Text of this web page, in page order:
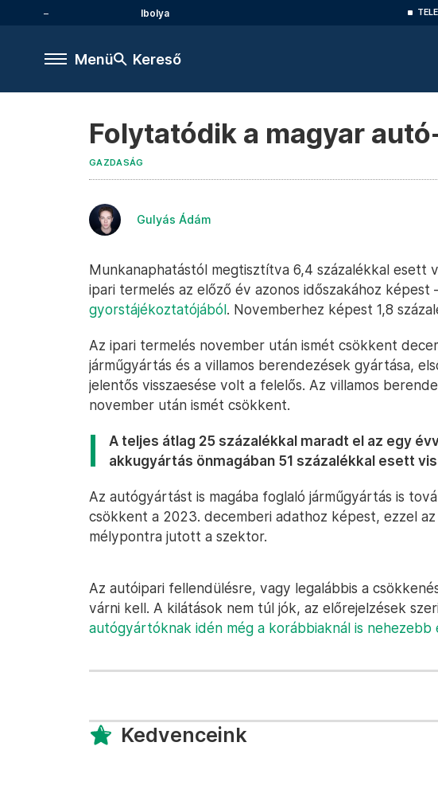
Ibolya
Menü Kereső
Folytatódik a magyar
GAZDASÁG
Gulyás Ádám
Munkanaphatástól megtisztítva 6,4 százalékkal esett
ipari termelés az előző év azonos időszakához képest
gyorstájékoztatójából. Novemberhez képest 1,8
Az ipari termelés november után ismét csökkent
járműgyártás és a villamos berendezések gyártása,
jelentős visszaesése volt a felelős. Az villamos
november után ismét csökkent.
A teljes átlag 25 százalékkal maradt el az egy
akkugyártás önmagában 51 százalékkal esett
Az autógyártást is magába foglaló járműgyártás is
csökkent a 2023. decemberi adathoz képest, ezzel
mélypontra jutott a szektor.
Az autóipari fellendülésre, vagy legalábbis a
várni kell. A kilátások nem túl jók, az előrejelzések
autógyártóknak idén még a korábbiaknál is nehezebb
Kedvenceink